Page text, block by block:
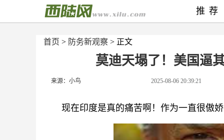
首页 > 防务新观察 > 正文
莫迪天塌了！美国逼
来源：小鸟 2025-08-06 20:39:21
现在印度是真的痛苦啊！作为一直很傲
推荐